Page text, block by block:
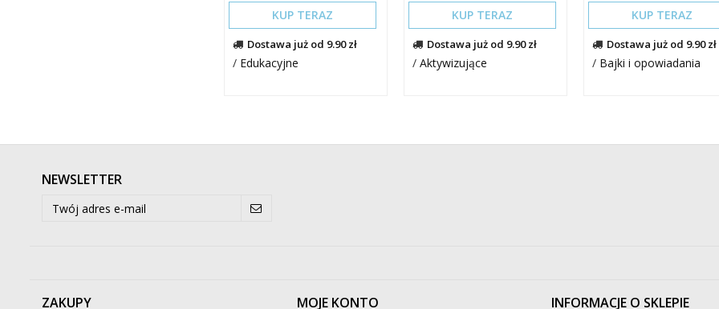
KUP TERAZ
Dostawa już od 9.90 zł
/ Edukacyjne
KUP TERAZ
Dostawa już od 9.90 zł
/ Aktywizujące
KUP TERAZ
Dostawa już od 9.90 zł
/ Bajki i opowiadania
NEWSLETTER
ZAKUPY MOJE KONTO INFORMACJE O SKLEPIE